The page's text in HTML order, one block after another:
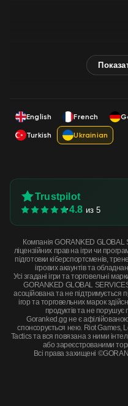
English French
Turkish
Ukrainian
Trustpilot
4.8 из 5
Компанія GORANKED
ліцензійних прав на ігри чи
підготовки кіберспортсменів,
ігрових акаунтів та
Усі згадані ігри та торговельні
GORANKED GLOBAL
асоційована та не підтримується
ігор та торговельних марок
продуктів та не порушує
Goranked.gg не є
спонсорується нею. Riot Games,
Tactics та вся повязана з ними
або зареєстрованими
Всі права захищені